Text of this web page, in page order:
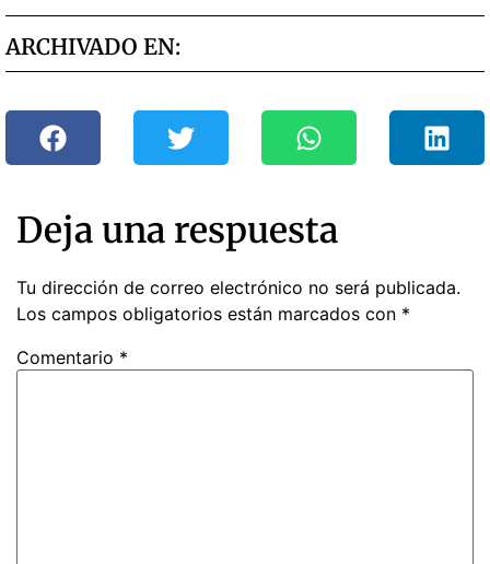
ARCHIVADO EN:
Deja una respuesta
Tu dirección de correo electrónico no será publicada.
Los campos obligatorios están marcados con *
Comentario *